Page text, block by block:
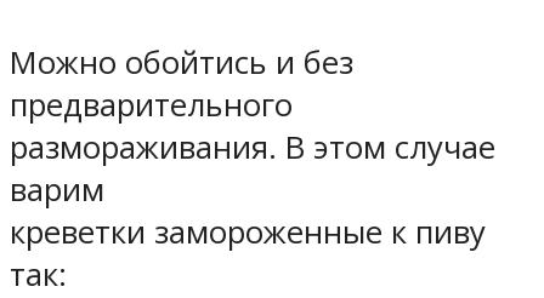
Можно обойтись и без
предварительного
размораживания. В этом случае
варим
креветки замороженные к пиву
так: